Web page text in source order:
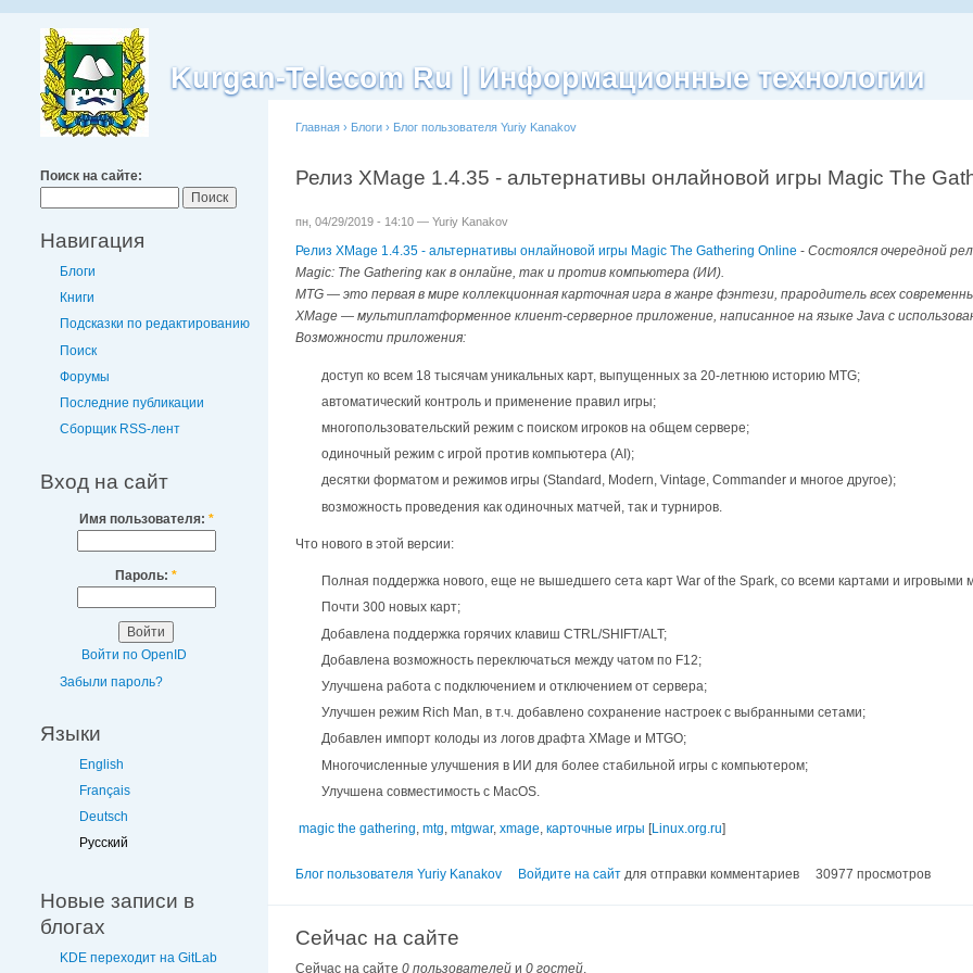
Kurgan-Telecom Ru | Информационные технологии
Поиск на сайте:
Навигация
Блоги
Книги
Подсказки по редактированию
Поиск
Форумы
Последние публикации
Сборщик RSS-лент
Вход на сайт
Имя пользователя: *
Пароль: *
Войти по OpenID
Забыли пароль?
Языки
English
Français
Deutsch
Русский
Новые записи в
блогах
KDE переходит на GitLab
Главная › Блоги › Блог пользователя Yuriy Kanakov
Релиз XMage 1.4.35 - альтернативы онлайновой игры Magic The
пн, 04/29/2019 - 14:10 — Yuriy Kanakov
Релиз XMage 1.4.35 - альтернативы онлайновой игры Magic The Gathering Online - Состоялся очередной
Magic: The Gathering как в онлайне, так и против компьютера (ИИ).
MTG — это первая в мире коллекционная карточная игра в жанре фэнтези, прародитель всех
XMage — мультиплатформенное клиент-серверное приложение, написанное на языке Java с
Возможности приложения:
доступ ко всем 18 тысячам уникальных карт, выпущенных за 20-летнюю историю MTG;
автоматический контроль и применение правил игры;
многопользовательский режим с поиском игроков на общем сервере;
одиночный режим с игрой против компьютера (AI);
десятки форматом и режимов игры (Standard, Modern, Vintage, Commander и многое другое);
возможность проведения как одиночных матчей, так и турниров.
Что нового в этой версии:
Полная поддержка нового, еще не вышедшего сета карт War of the Spark, со всеми картами и игровыми
Почти 300 новых карт;
Добавлена поддержка горячих клавиш CTRL/SHIFT/ALT;
Добавлена возможность переключаться между чатом по F12;
Улучшена работа с подключением и отключением от сервера;
Улучшен режим Rich Man, в т.ч. добавлено сохранение настроек с выбранными сетами;
Добавлен импорт колоды из логов драфта XMage и MTGO;
Многочисленные улучшения в ИИ для более стабильной игры с компьютером;
Улучшена совместимость с MacOS.
magic the gathering, mtg, mtgwar, xmage, карточные игры [Linux.org.ru]
Блог пользователя Yuriy Kanakov Войдите на сайт для отправки комментариев 30977 просмотров
Сейчас на сайте
Сейчас на сайте 0 пользователей и 0 гостей